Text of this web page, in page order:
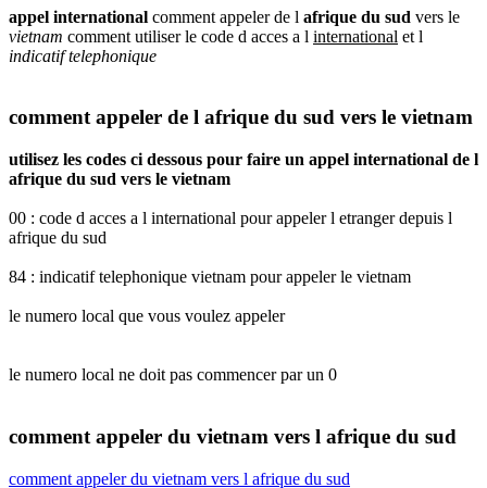
appel international comment appeler de l afrique du sud vers le
vietnam comment utiliser le code d acces a l international et l
indicatif telephonique
comment appeler de l afrique du sud vers le vietnam
utilisez les codes ci dessous pour faire un appel international de l
afrique du sud vers le vietnam
00 : code d acces a l international pour appeler l etranger depuis l
afrique du sud
84 : indicatif telephonique vietnam pour appeler le vietnam
le numero local que vous voulez appeler
le numero local ne doit pas commencer par un 0
comment appeler du vietnam vers l afrique du sud
comment appeler du vietnam vers l afrique du sud